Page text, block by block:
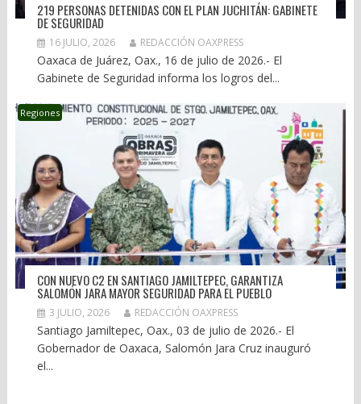
219 PERSONAS DETENIDAS CON EL PLAN JUCHITÁN: GABINETE
DE SEGURIDAD
16 JULIO, 2026 REDACCIÓN OAXPRESS
Oaxaca de Juárez, Oax., 16 de julio de 2026.- El
Gabinete de Seguridad informa los logros del...
Regiones
CON NUEVO C2 EN SANTIAGO JAMILTEPEC, GARANTIZA
SALOMÓN JARA MAYOR SEGURIDAD PARA EL PUEBLO
3 JULIO, 2026 REDACCIÓN OAXPRESS
Santiago Jamiltepec, Oax., 03 de julio de 2026.- El
Gobernador de Oaxaca, Salomón Jara Cruz inauguró
el...